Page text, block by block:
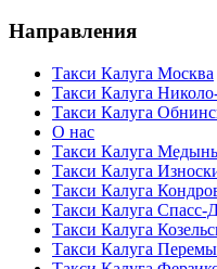
Направления
Такси Калуга Москва
Такси Калуга
Такси Калуга
О нас
Такси Калуга Медынь
Такси Калуга
Такси Калуга
Такси Калуга Спасс-
Такси Калуга
Такси Калуга